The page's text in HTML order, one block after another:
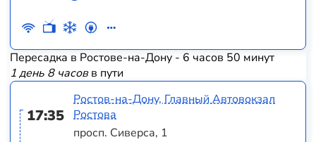
Пересадка в Ростове-на-Дону - 6 часов 50 минут
1 день 8 часовв пути
17:35
Ростов-на-Дону, Главный Автовокзал
Ростова
просп. Сиверса, 1